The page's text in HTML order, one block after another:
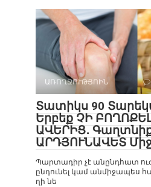
ԱՌՈՂՋՈՒԹՅՈԻՆ
Տատիկս 90
Երբեք ՉԻ
ԱՎԵՐԻՑ․
ԱՐԴՅՈՒՆԱՎԵՏ
Պարտադիր չէ անընդհատ
ընդունել կամ անմիջապես
ղի նե